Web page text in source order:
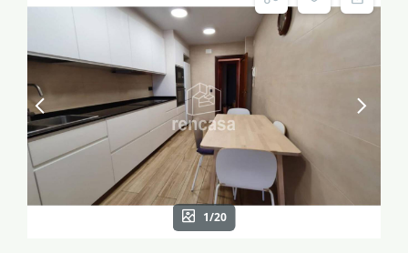
VENDER
SERVICIOS
CONOCENOS
1/20